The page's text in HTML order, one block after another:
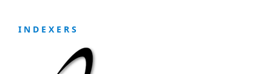
I N D E X E R S